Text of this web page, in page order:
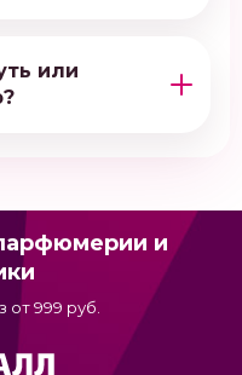
или
и
от 999 руб.